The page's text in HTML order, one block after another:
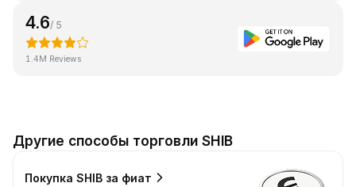
4.6/ 5
1.4M Reviews
Другие способы торговли SHIB
Покупка SHIB за фиат